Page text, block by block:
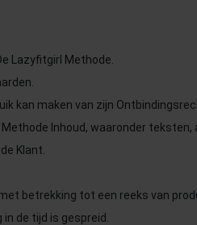
Lazyfitgirl Methode.
kan maken van zijn
Inhoud, waaronder teksten,
Klant.
betrekking tot een reeks van
de tijd is gespreid.